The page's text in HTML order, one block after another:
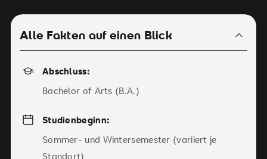
Alle Fakten auf einen Blick
Abschluss:
Bachelor of Arts (B.A.)
Studienbeginn:
Sommer- und Wintersemester (variiert je
Standort)